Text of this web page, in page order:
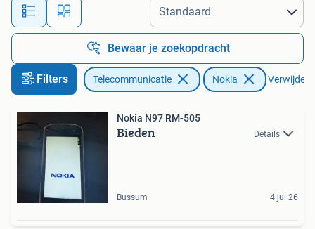
Alle afstanden…
Bewaar je zoekopdracht
Filters Telecommunicatie Nokia Verwijder
Nokia N97 RM-505
Bieden Details
Bussum 4 jul 26